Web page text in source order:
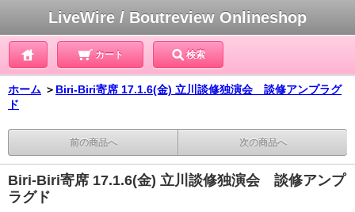
LiveWire / Boutreview Onlineshop
カート 検索
ホーム ＞ Biri-Biri寄席 17.1.6(金) 立川談修独演会 談修アンプラグ
ド
前の商品へ 次の商品へ
Biri-Biri寄席 17.1.6(金) 立川談修独演会 談修アンプ
ラグド